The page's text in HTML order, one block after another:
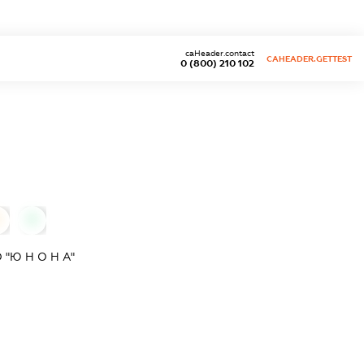
0 (800) 210 102
caHeader.contact
CAHEADER.GETTEST
"Ю Н О Н А"